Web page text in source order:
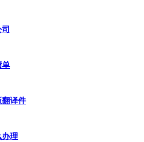
单
翻译件
办理